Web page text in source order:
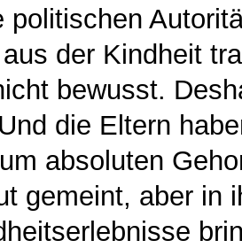
politischen
der Kindheit
bewusst.
die Eltern
absoluten
gemeint, aber in